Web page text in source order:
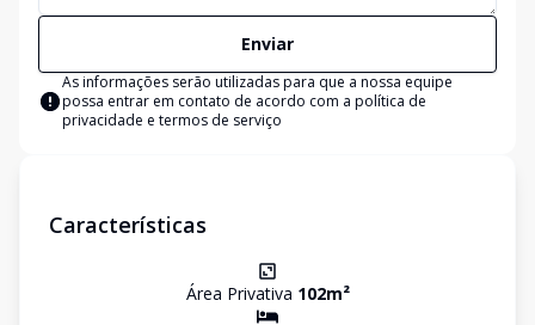
Enviar
As informações serão utilizadas para que a nossa equipe
possa entrar em contato de acordo com a política de
privacidade e termos de serviço
Características
Área Privativa 102m²